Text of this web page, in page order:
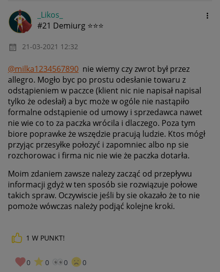
_Likos_
#21 Demiurg ⭐⭐⭐
‎21-03-2021 12:32
@milka1234567890 nie wiemy czy zwrot był przez
allegro. Mogło byc po prostu odesłanie towaru z
odstąpieniem w paczce (klient nic nie napisał napisal
tylko że odesłał) a byc może w ogóle nie nastąpiło
formalne odstąpienie od umowy i sprzedawca nawet
nie wie co to za paczka wrócila i dlaczego. Poza tym
biore poprawke że wszędzie pracują ludzie. Ktos mógł
przyjąc przesyłke połozyć i zapomniec albo np sie
rozchorowac i firma nic nie wie że paczka dotarła.
Moim zdaniem zawsze nalezy zacząć od przepływu
informacji gdyż w ten sposób sie rozwiązuje połowe
takich spraw. Oczywiscie jeśli by sie okazało że to nie
pomoże wówczas należy podjąć kolejne kroki.
1 W PUNKT!
0 0 0 0